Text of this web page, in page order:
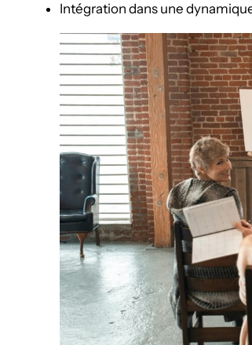
Intégration dans une